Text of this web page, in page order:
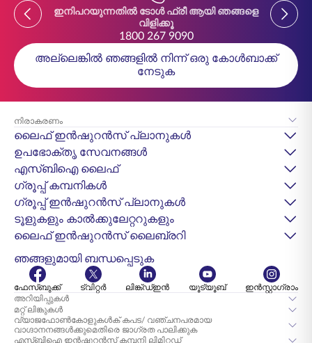
Previousഇനിപറയുന്നതിൽ ടോൾ ഫ്രീ ആയി ഞങ്ങളെ
വിളിക്കൂ
1800 267 9090
Previous
അല്ലെങ്കിൽ ഞങ്ങളിൽ നിന്ന് ഒരു കോൾബാക്ക്
നേടുക
നിരാകരണം
ലൈഫ് ഇൻഷുറൻസ് പ്ലാനുകൾ
ഉപഭോക്തൃ സേവനങ്ങൾ
എസ്‌ബിഐ ലൈഫ്
ഗ്രൂപ്പ് കമ്പനികൾ
ഗ്രൂപ്പ് ഇൻഷുറൻസ് പ്ലാനുകൾ
ടൂളുകളും കാൽക്കുലേറ്ററുകളും
ലൈഫ് ഇൻഷുറൻസ് ലൈബ്രറി
ഞങ്ങളുമായി ബന്ധപ്പെടുക
ഫേസ്ബുക്ക് ട്വിറ്റർ ലിങ്ക്ഡ്ഇൻ യൂട്യൂബ്
ഇൻസ്റ്റാഗ്രാം
അറിയിപ്പുകൾ
മറ്റ് ലിങ്കുകൾ
വ്യാജഫോൺകോളുകൾക് കപട/ വഞ്ചനപരമായ
വാഗ്ദാനനങ്ങൾക്കുമെതിരെ ജാഗ്രത പാലിക്കുക
എസ്‌ബി‌ഐ ഇൻഷുറൻസ് കമ്പനി ലിമിറ്റഡ്